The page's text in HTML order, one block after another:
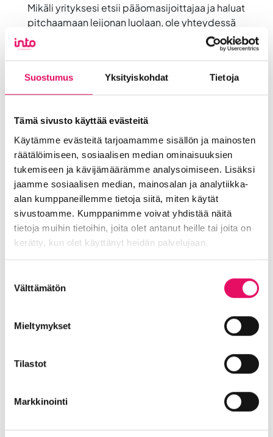
Suostumus Yksityiskohdat Tietoja
Tämä sivusto käyttää evästeitä
Käytämme evästeitä tarjoamamme sisällön ja mainosten
räätälöimiseen, sosiaalisen median ominaisuuksien
tukemiseen ja kävijämäärämme analysoimiseen. Lisäksi
jaamme sosiaalisen median, mainosalan ja analytiikka-
alan kumppaneillemme tietoja siitä, miten käytät
sivustoamme. Kumppanimme voivat yhdistää näitä
tietoja muihin tietoihin, joita olet antanut heille tai joita on
kerätty, kun olet käyttänyt heidän palvelujaan.
valinta
Välttämätön
Mieltymykset
Tilastot
Markkinointi
Mikäli yrityksesi etsii pääomasijoittajaa ja haluat
pitchaamaan leijonan luolaan, ole yhteydessä
Into Seinäjoki / Tapio Seppä-Lassila, 040 501
7350, tapio.seppa-lassila@intoseinajoki.fi
Pitchausvalmennusleijonan luolaan
Jaa artikkeli
somessa
Siirry Uutiset-sivulle
Uutiskategoriat
Blogi Digitalisaatio
Ekosysteemi
Kansainvälistyminen
Liikeidea ja yrityksen perustaminen
Tallenteet
Yrittäjätarinat
Uusimmat uutiset